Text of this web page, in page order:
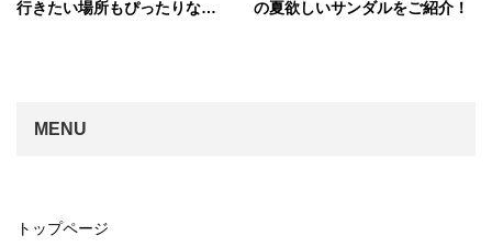
行きたい場所もぴったりな…
の夏欲しいサンダルをご紹介！
MENU
トップページ